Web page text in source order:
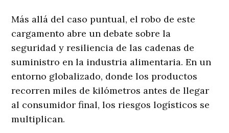
Más allá del caso puntual, el robo de este
cargamento abre un debate sobre la
seguridad y resiliencia de las cadenas de
suministro en la industria alimentaria. En un
entorno globalizado, donde los productos
recorren miles de kilómetros antes de llegar
al consumidor final, los riesgos logísticos se
multiplican.